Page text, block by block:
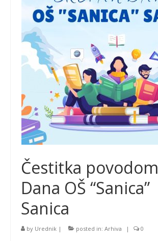
Čestitka povodom
Dana OŠ “Sanica”
Sanica
by Urednik | posted in: Arhiva | 0